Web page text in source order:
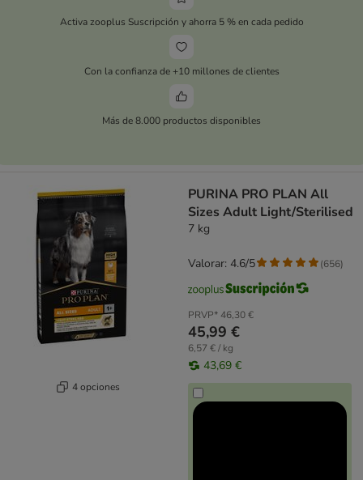
Activa zooplus Suscripción y ahorra 5 % en cada pedido
Con la confianza de +10 millones de clientes
Más de 8.000 productos disponibles
4 opciones
PURINA PRO PLAN All
Sizes Adult Light/Sterilised
7 kg
PRVP*46,30 €
45,99 €
6,57 € / kg
43,69 €
Valorar: 4.6/5 (656)